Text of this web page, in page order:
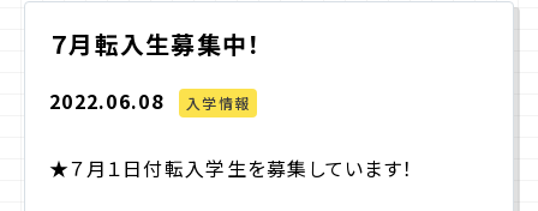
入学をお考えの方へ
WEB出願
入学案内
７月転入生募集中！
2022.06.08 入学情報
★７月１日付転入学生を募集しています！